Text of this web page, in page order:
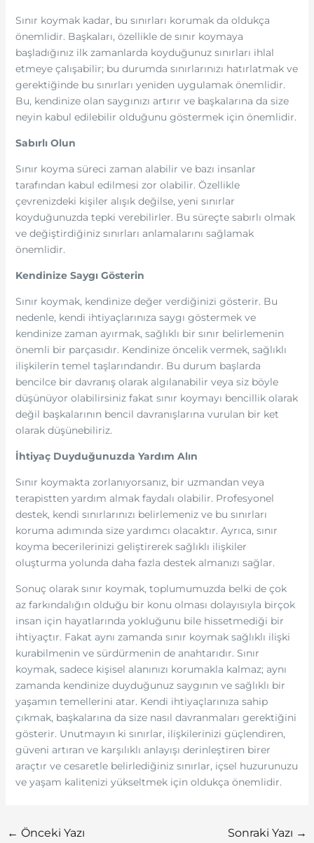
Sınır koymak kadar, bu sınırları korumak da oldukça
önemlidir. Başkaları, özellikle de sınır koymaya
başladığınız ilk zamanlarda koyduğunuz sınırları ihlal
etmeye çalışabilir; bu durumda sınırlarınızı hatırlatmak ve
gerektiğinde bu sınırları yeniden uygulamak önemlidir.
Bu, kendinize olan saygınızı artırır ve başkalarına da size
neyin kabul edilebilir olduğunu göstermek için önemlidir.
Sabırlı Olun
Sınır koyma süreci zaman alabilir ve bazı insanlar
tarafından kabul edilmesi zor olabilir. Özellikle
çevrenizdeki kişiler alışık değilse, yeni sınırlar
koyduğunuzda tepki verebilirler. Bu süreçte sabırlı olmak
ve değiştirdiğiniz sınırları anlamalarını sağlamak
önemlidir.
Kendinize Saygı Gösterin
Sınır koymak, kendinize değer verdiğinizi gösterir. Bu
nedenle, kendi ihtiyaçlarınıza saygı göstermek ve
kendinize zaman ayırmak, sağlıklı bir sınır belirlemenin
önemli bir parçasıdır. Kendinize öncelik vermek, sağlıklı
ilişkilerin temel taşlarındandır. Bu durum başlarda
bencilce bir davranış olarak algılanabilir veya siz böyle
düşünüyor olabilirsiniz fakat sınır koymayı bencillik olarak
değil başkalarının bencil davranışlarına vurulan bir ket
olarak düşünebiliriz.
İhtiyaç Duyduğunuzda Yardım Alın
Sınır koymakta zorlanıyorsanız, bir uzmandan veya
terapistten yardım almak faydalı olabilir. Profesyonel
destek, kendi sınırlarınızı belirlemeniz ve bu sınırları
koruma adımında size yardımcı olacaktır. Ayrıca, sınır
koyma becerilerinizi geliştirerek sağlıklı ilişkiler
oluşturma yolunda daha fazla destek almanızı sağlar.
Sonuç olarak sınır koymak, toplumumuzda belki de çok
az farkındalığın olduğu bir konu olması dolayısıyla birçok
insan için hayatlarında yokluğunu bile hissetmediği bir
ihtiyaçtır. Fakat aynı zamanda sınır koymak sağlıklı ilişki
kurabilmenin ve sürdürmenin de anahtarıdır. Sınır
koymak, sadece kişisel alanınızı korumakla kalmaz; aynı
zamanda kendinize duyduğunuz saygının ve sağlıklı bir
yaşamın temellerini atar. Kendi ihtiyaçlarınıza sahip
çıkmak, başkalarına da size nasıl davranmaları gerektiğini
gösterir. Unutmayın ki sınırlar, ilişkilerinizi güçlendiren,
güveni artıran ve karşılıklı anlayışı derinleştiren birer
araçtır ve cesaretle belirlediğiniz sınırlar, içsel huzurunuzu
ve yaşam kalitenizi yükseltmek için oldukça önemlidir.
← Önceki Yazı Sonraki Yazı →